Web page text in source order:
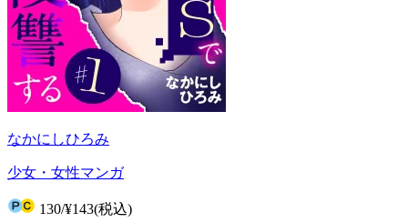
なかにしひろみ
少女・女性マンガ
130/¥143(税込)